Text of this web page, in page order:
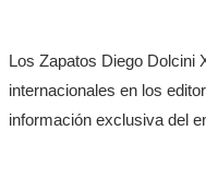
Los Zapatos Diego
internacionales en los
información exclusiva del